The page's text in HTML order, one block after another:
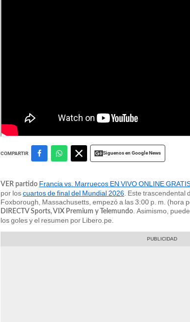
Francia vs. Marruecos juegan en Massachusetts por los cuartos de final del
COMPARTIR Siguenos en Google News
VER partido Francia vs. Marruecos EN VIVO ONLINE
por loscuartos de final del Mundial 2026 . Este trascendental
Foxborough, Massachusetts, empezó a las 3:00 p. m. (hora
DIRECTV Sports, VIX Premium y Telemundo . Asimismo,
los goles y el resumen por Libero.pe.